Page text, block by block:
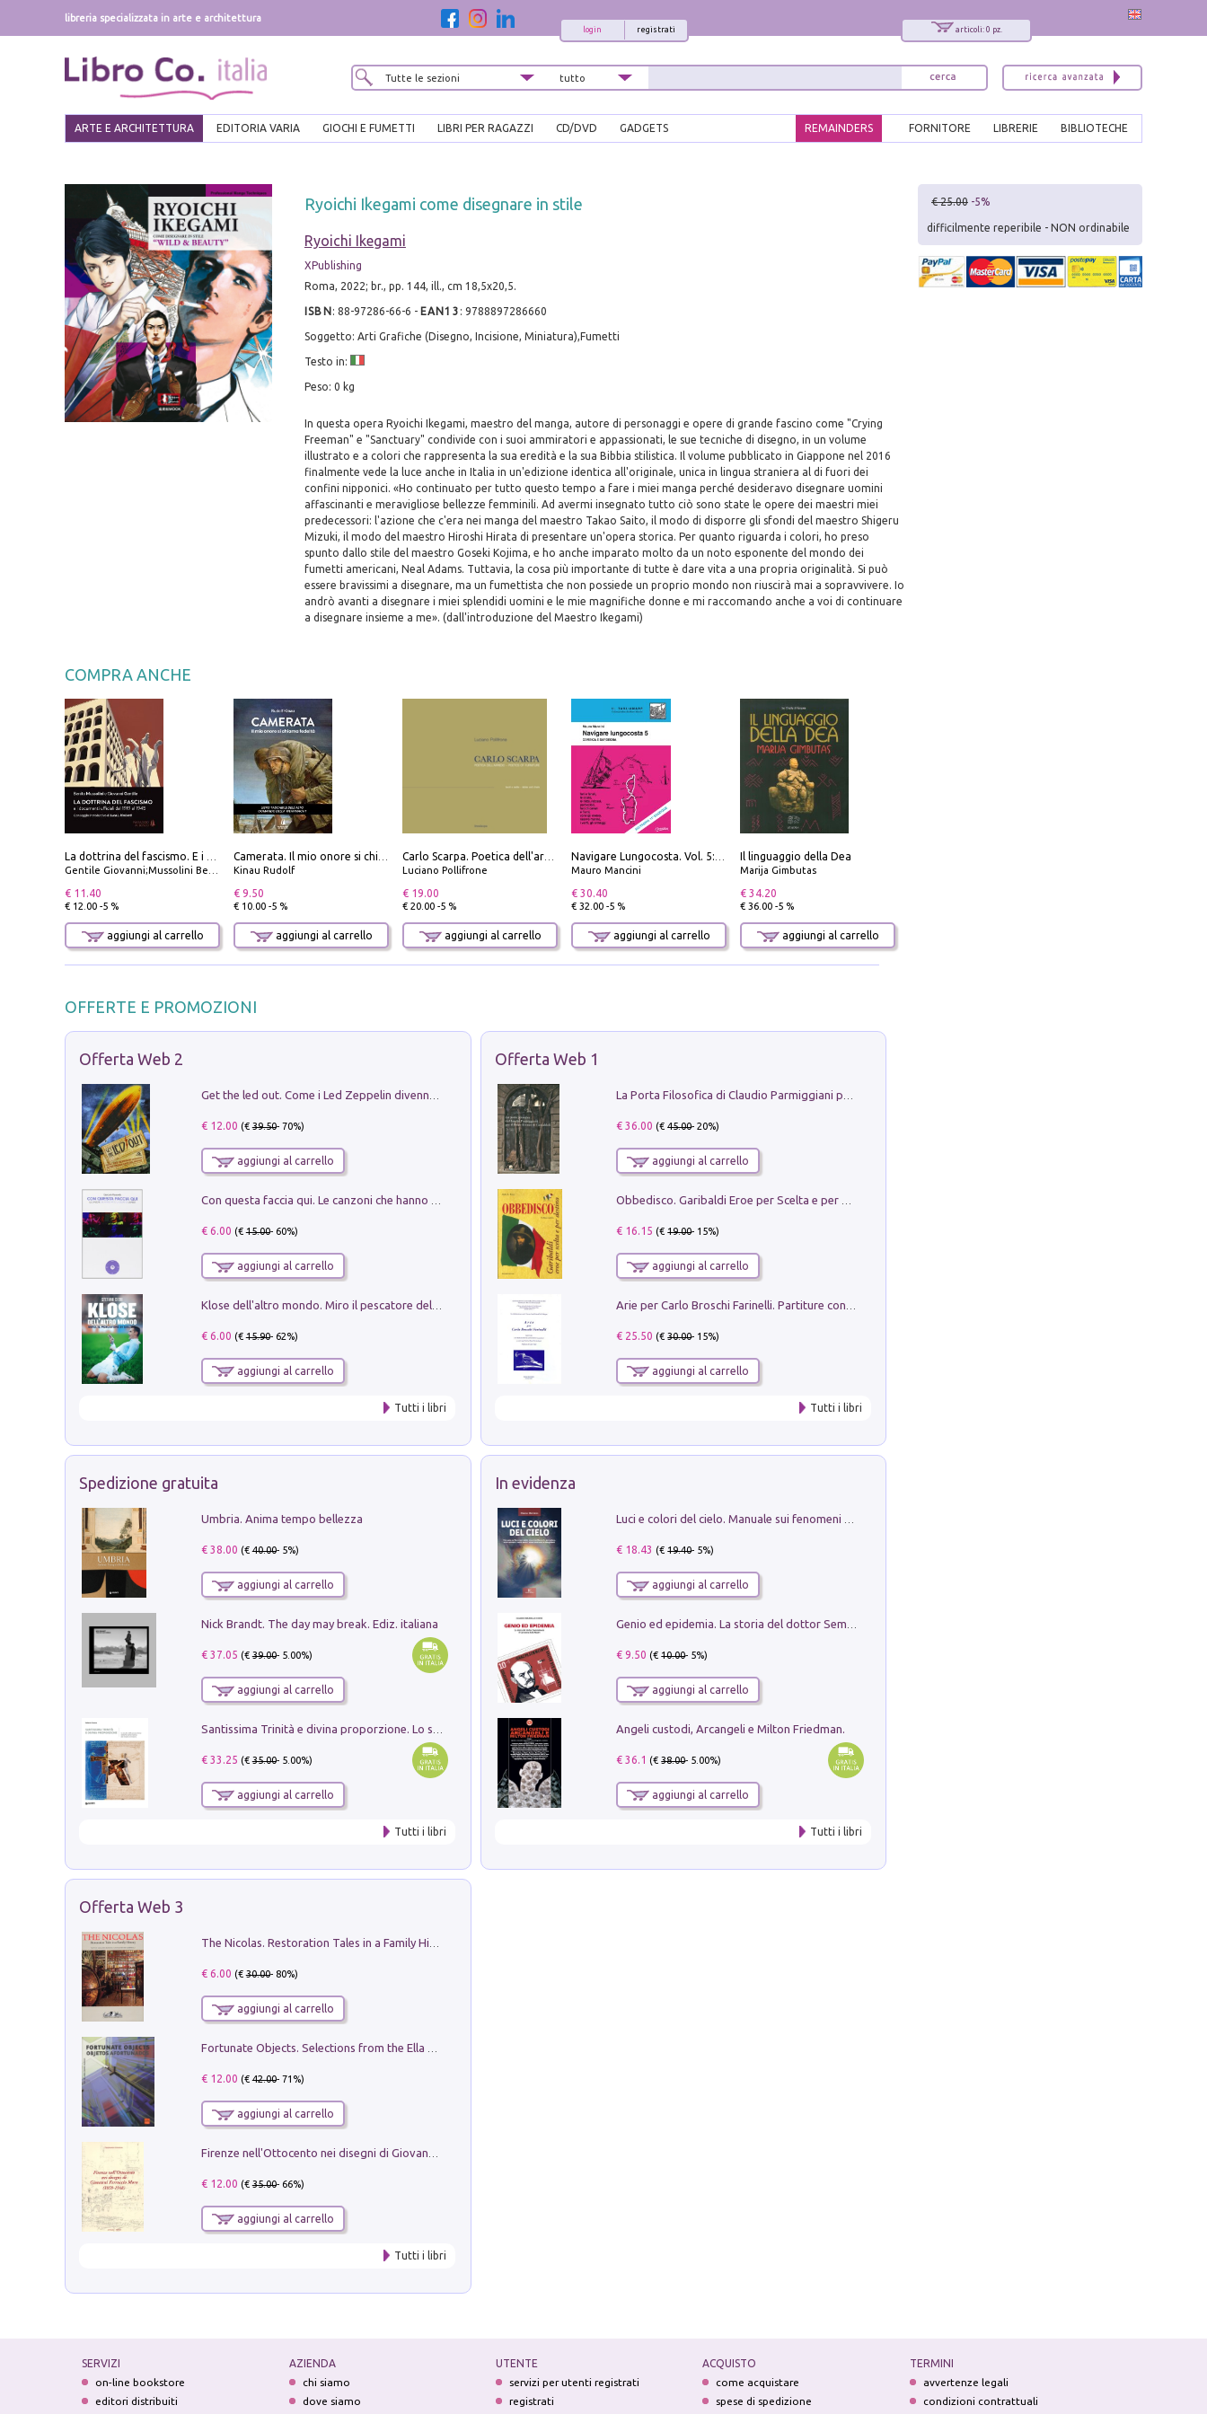
libreria specializzata in arte e architettura
articoli: 0 pz.
registrati
login
ARTE E ARCHITETTURA EDITORIA VARIA GIOCHI E FUMETTI LIBRI PER RAGAZZI CD/DVD GADGETS BIBLIOTECHE
LIBRERIE
FORNITORE
REMAINDERS
Ryoichi Ikegami come disegnare in stile
Ryoichi Ikegami
XPublishing
Roma, 2022; br., pp. 144, ill., cm 18,5x20,5.
ISBN : 88-97286-66-6 - EAN13 : 9788897286660
Soggetto: Arti Grafiche (Disegno, Incisione, Miniatura),Fumetti
Testo in:
Peso: 0 kg
In questa opera Ryoichi Ikegami, maestro del manga, autore di personaggi e opere di grande fascino come "Crying
Freeman" e "Sanctuary" condivide con i suoi ammiratori e appassionati, le sue tecniche di disegno, in un volume
illustrato e a colori che rappresenta la sua eredità e la sua Bibbia stilistica. Il volume pubblicato in Giappone nel 2016
finalmente vede la luce anche in Italia in un'edizione identica all'originale, unica in lingua straniera al di fuori dei
confini nipponici. «Ho continuato per tutto questo tempo a fare i miei manga perché desideravo disegnare uomini
affascinanti e meravigliose bellezze femminili. Ad avermi insegnato tutto ciò sono state le opere dei maestri miei
predecessori: l'azione che c'era nei manga del maestro Takao Saito, il modo di disporre gli sfondi del maestro Shigeru
Mizuki, il modo del maestro Hiroshi Hirata di presentare un'opera storica. Per quanto riguarda i colori, ho preso
spunto dallo stile del maestro Goseki Kojima, e ho anche imparato molto da un noto esponente del mondo dei
fumetti americani, Neal Adams. Tuttavia, la cosa più importante di tutte è dare vita a una propria originalità. Si può
essere bravissimi a disegnare, ma un fumettista che non possiede un proprio mondo non riuscirà mai a sopravvivere. Io
andrò avanti a disegnare i miei splendidi uomini e le mie magnifiche donne e mi raccomando anche a voi di continuare
a disegnare insieme a me». (dall'introduzione del Maestro Ikegami)
COMPRA ANCHE
Gentile Giovanni;Mussolini Benito
€ 11.40
€ 12.00 -5 %
aggiungi al carrello
Kinau Rudolf
€ 9.50
€ 10.00 -5 %
aggiungi al carrello
Luciano Pollifrone
€ 19.00
€ 20.00 -5 %
aggiungi al carrello
Mauro Mancini
€ 30.40
€ 32.00 -5 %
aggiungi al carrello
Il linguaggio della Dea
Marija Gimbutas
€ 34.20
€ 36.00 -5 %
aggiungi al carrello
OFFERTE E PROMOZIONI
Offerta Web 2
€ 12.00 (€39.50- 70%)
aggiungi al carrello
€ 6.00 (€15.00- 60%)
aggiungi al carrello
Klose dell'altro mondo. Miro il pescatore del goal
€ 6.00 (€15.90- 62%)
aggiungi al carrello
Tutti i libri
Offerta Web 1
€ 36.00 (€45.00- 20%)
aggiungi al carrello
€ 16.15 (€19.00- 15%)
aggiungi al carrello
€ 25.50 (€30.00- 15%)
aggiungi al carrello
Tutti i libri
Spedizione gratuita
Umbria. Anima tempo bellezza
€ 38.00 (€40.00- 5%)
aggiungi al carrello
Nick Brandt. The day may break. Ediz. italiana
€ 37.05 (€39.00- 5.00%)
aggiungi al carrello
€ 33.25 (€35.00- 5.00%)
aggiungi al carrello
Tutti i libri
In evidenza
€ 18.43 (€19.40- 5%)
aggiungi al carrello
€ 9.50 (€10.00- 5%)
aggiungi al carrello
Angeli custodi, Arcangeli e Milton Friedman.
€ 36.1 (€38.00- 5.00%)
aggiungi al carrello
Tutti i libri
Offerta Web 3
€ 6.00 (€30.00- 80%)
aggiungi al carrello
€ 12.00 (€42.00- 71%)
aggiungi al carrello
€ 12.00 (€35.00- 66%)
aggiungi al carrello
Tutti i libri
€ 25.00 -5%
difficilmente reperibile - NON ordinabile
SERVIZI
on-line bookstore
editori distribuiti
AZIENDA
chi siamo
dove siamo
UTENTE
servizi per utenti registrati
registrati
ACQUISTO
come acquistare
spese di spedizione
TERMINI
avvertenze legali
condizioni contrattuali
x
Allora iscriviti alla nostra newsletter!
Sarai informato delle nostre novità, potrai
comunque cancellarti quando desideri.